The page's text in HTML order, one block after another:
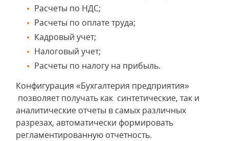
Расчеты по НДС;
Расчеты по оплате труда;
Кадровый учет;
Налоговый учет;
Расчеты по налогу на прибыль.
Конфигурация «Бухгалтерия предприятия»
позволяет получать как синтетические, так и
аналитические отчеты в самых различных
разрезах, автоматически формировать
регламентированную отчетность.